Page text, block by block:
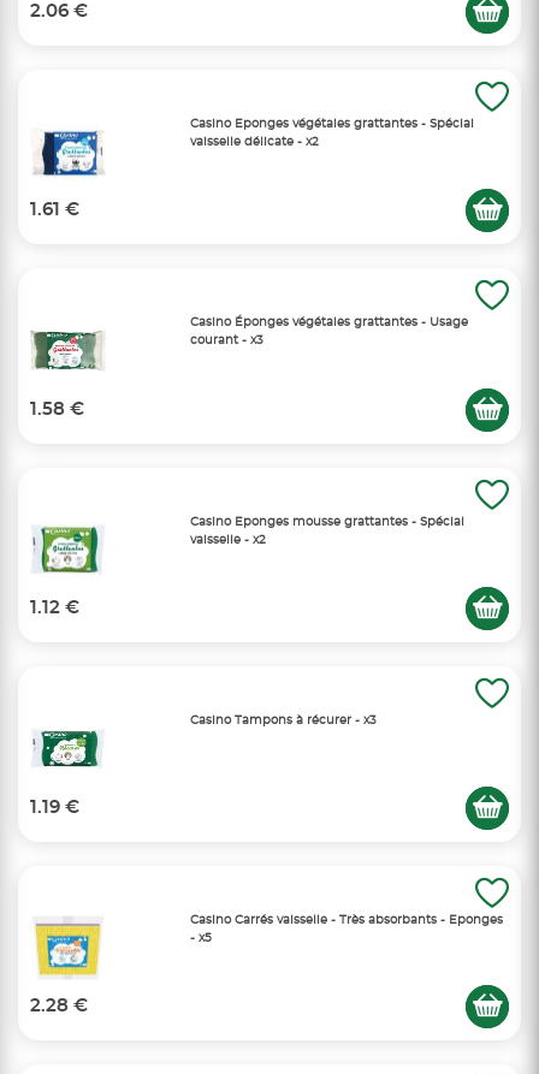
2.06 €
Casino Eponges végétales grattantes - Spécial
vaisselle délicate - x2
1.61 €
Casino Éponges végétales grattantes - Usage
courant - x3
1.58 €
Casino Eponges mousse grattantes - Spécial
vaisselle - x2
1.12 €
Casino Tampons à récurer - x3
1.19 €
Casino Carrés vaisselle - Très absorbants - Eponges
- x5
2.28 €